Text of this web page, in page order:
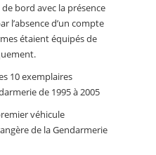
bord avec la présence
l’absence d’un compte
étaient équipés de
10 exemplaires
de 1995 à 2005
véhicule
de la Gendarmerie